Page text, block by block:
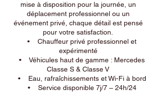
mise à disposition pour la journée, un
déplacement professionnel ou un
événement privé, chaque détail est pensé
pour votre satisfaction.
• Chauffeur privé professionnel et
expérimenté
• Véhicules haut de gamme : Mercedes
Classe S & Classe V
• Eau, rafraîchissements et Wi-Fi à bord
• Service disponible 7j/7 – 24h/24